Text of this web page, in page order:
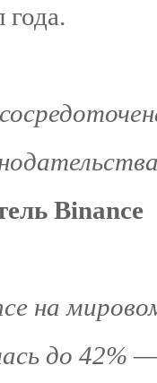
года.
Binance
на
до 42%